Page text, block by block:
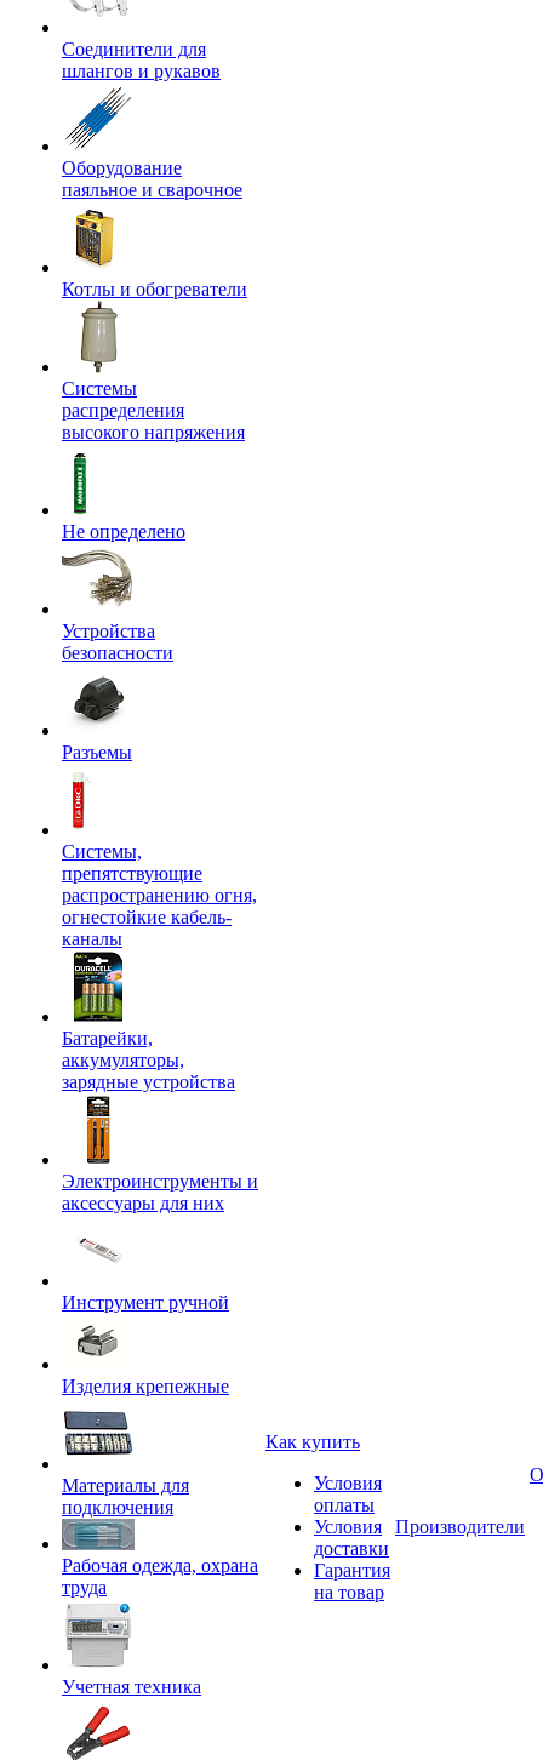
Соединители для
шлангов и рукавов
Оборудование
паяльное и сварочное
Котлы и обогреватели
Системы
распределения
высокого напряжения
Не определено
Устройства
безопасности
Разъемы
Системы,
препятствующие
распространению огня,
огнестойкие кабель-
каналы
Батарейки,
аккумуляторы,
зарядные устройства
Электроинструменты и
аксессуары для них
Инструмент ручной
Изделия крепежные
Материалы для
подключения
Рабочая одежда, охрана
труда
Учетная техника
Как купить
Условия
оплаты
Условия
доставки
Гарантия
на товар
Производители